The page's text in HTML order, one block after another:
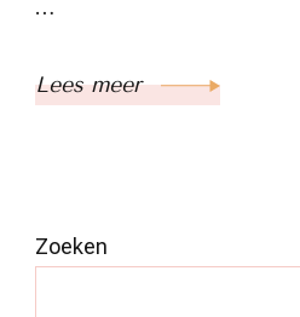
…
Lees meer
Zoeken